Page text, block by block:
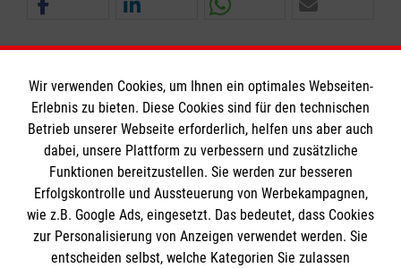
Informationen
Impressum
Datenschutz
Barrierefreiheit
Die Malteser
Wir verwenden Cookies, um Ihnen ein optimales Webseiten-
Erlebnis zu bieten. Diese Cookies sind für den technischen
Betrieb unserer Webseite erforderlich, helfen uns aber auch
dabei, unsere Plattform zu verbessern und zusätzliche
Funktionen bereitzustellen. Sie werden zur besseren
Erfolgskontrolle und Aussteuerung von Werbekampagnen,
wie z.B. Google Ads, eingesetzt. Das bedeutet, dass Cookies
zur Personalisierung von Anzeigen verwendet werden. Sie
entscheiden selbst, welche Kategorien Sie zulassen